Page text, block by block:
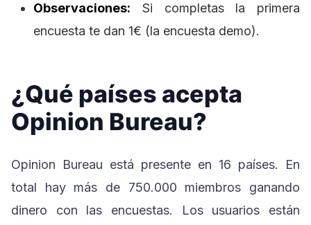
Observaciones: Si completas la primera
encuesta te dan 1€ (la encuesta demo).
¿Qué países acepta
Opinion Bureau?
Opinion Bureau está presente en 16 países. En
total hay más de 750.000 miembros ganando
dinero con las encuestas. Los usuarios están